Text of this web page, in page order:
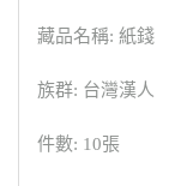
藏品名稱: 紙錢
族群: 台灣漢人
件數: 10張